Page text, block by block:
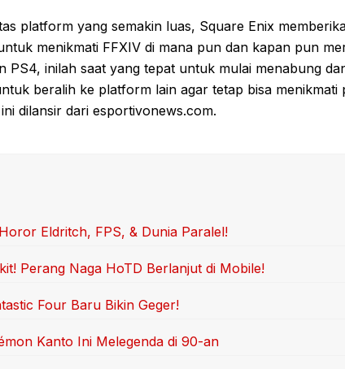
platform yang semakin luas, Square Enix
menikmati FFXIV di mana pun dan kapan pun
PS4, inilah saat yang tepat untuk mulai menabung
beralih ke platform lain agar tetap bisa menikmati
dilansir dari esportivonews.com.
Eldritch, FPS, & Dunia Paralel!
Perang Naga HoTD Berlanjut di Mobile!
Four Baru Bikin Geger!
Kanto Ini Melegenda di 90-an